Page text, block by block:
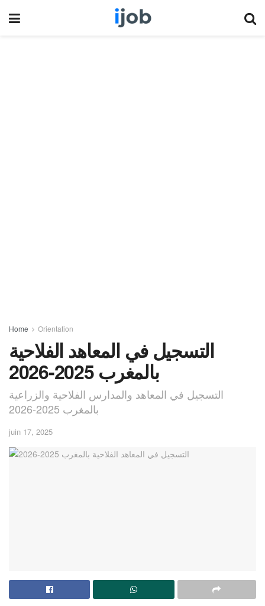
Home Orientation
التسجيل في المعاهد الفلاحية
بالمغرب 2025-2026
التسجيل في المعاهد والمدارس الفلاحية والزراعية
بالمغرب 2025-2026
juin 17, 2025